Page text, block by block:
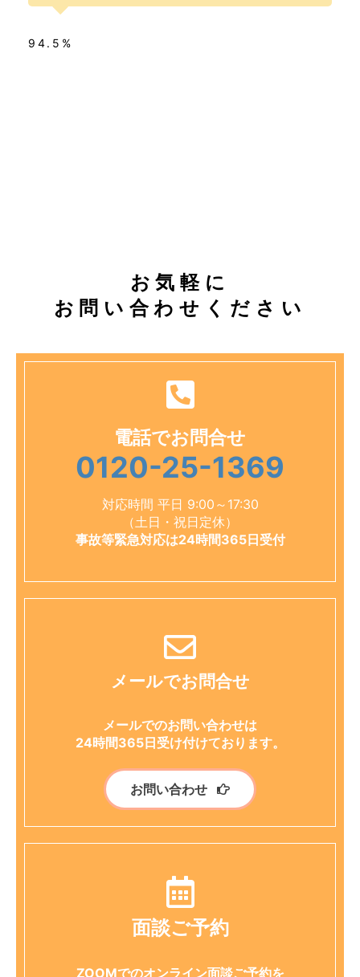
94.5%
お気軽に
お問い合わせください
電話でお問合せ
0120-25-1369
対応時間 平日 9:00～17:30
（土日・祝日定休）
事故等緊急対応は24時間365日受付
メールでお問合せ
メールでのお問い合わせは
24時間365日受け付けております。
お問い合わせ
面談ご予約
ZOOMでのオンライン面談ご予約を